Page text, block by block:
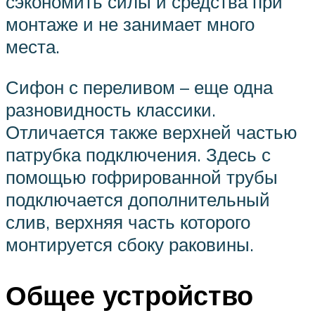
монтаже и не занимает много
места.
Сифон с переливом – еще одна
разновидность классики.
Отличается также верхней частью
патрубка подключения. Здесь с
помощью гофрированной трубы
подключается дополнительный
слив, верхняя часть которого
монтируется сбоку раковины.
Общее устройство